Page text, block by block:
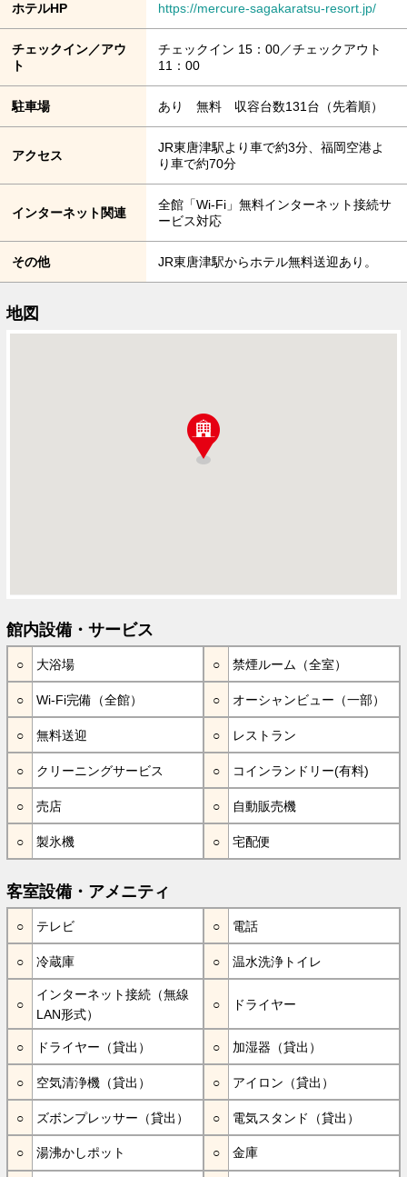
ホテルHP https://mercure-sagakaratsu-resort.jp/
チェックイン／アウ
ト
チェックイン 15：00／チェックアウト
11：00
駐車場 あり 無料 収容台数131台（先着順）
アクセス
JR東唐津駅より車で約3分、福岡空港よ
り車で約70分
インターネット関連
全館「Wi-Fi」無料インターネット接続サ
ービス対応
その他 JR東唐津駅からホテル無料送迎あり。
地図
館内設備・サービス
大浴場 禁煙ルーム（全室）
Wi-Fi完備（全館） オーシャンビュー（一部）
無料送迎 レストラン
クリーニングサービス コインランドリー(有料)
売店 自動販売機
製氷機 宅配便
客室設備・アメニティ
テレビ 電話
冷蔵庫 温水洗浄トイレ
インターネット接続（無線
LAN形式）
ドライヤー
ドライヤー（貸出） 加湿器（貸出）
空気清浄機（貸出） アイロン（貸出）
ズボンプレッサー（貸出） 電気スタンド（貸出）
湯沸かしポット 金庫